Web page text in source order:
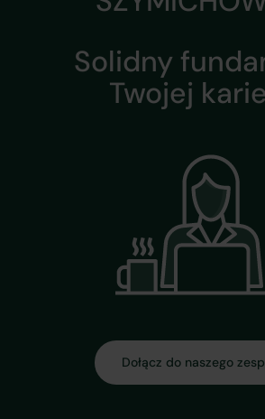
Solidny
Twojej
Dołącz do naszego